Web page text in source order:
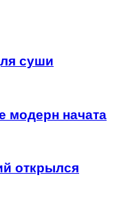
суши
модерн начата
открылся